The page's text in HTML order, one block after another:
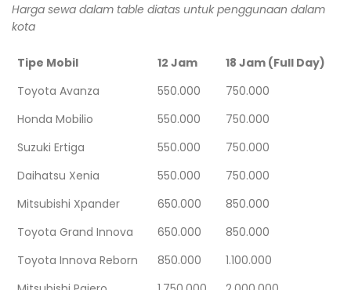
Harga sewa dalam table diatas untuk penggunaan dalam
kota
Tipe Mobil 12 Jam
18 Jam (Full Day)
Toyota Avanza
550.000
750.000
Honda Mobilio
550.000
750.000
Suzuki Ertiga
550.000
750.000
Daihatsu Xenia
550.000
750.000
Mitsubishi Xpander
650.000
850.000
Toyota Grand Innova
650.000
850.000
Toyota Innova Reborn
850.000
1.100.000